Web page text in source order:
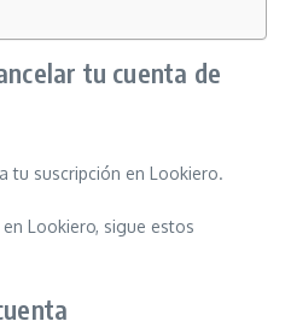
tu cuenta de
tu suscripción en Lookiero.
Lookiero, sigue estos